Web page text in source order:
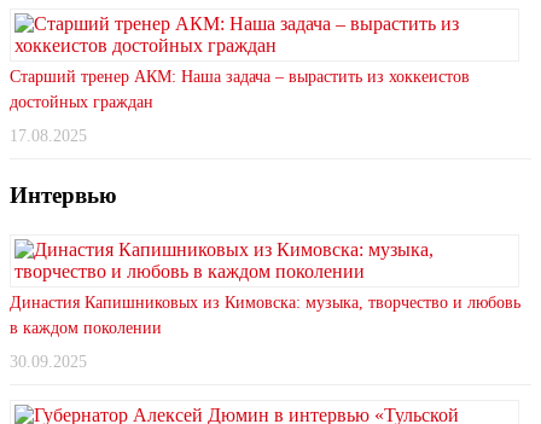
Старший тренер АКМ: Наша задача – вырастить из хоккеистов
достойных граждан
17.08.2025
Интервью
Династия Капишниковых из Кимовска: музыка, творчество и любовь
в каждом поколении
30.09.2025